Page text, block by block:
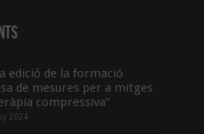
edició de la formació
de mesures per a mitges
compressiva”
2024